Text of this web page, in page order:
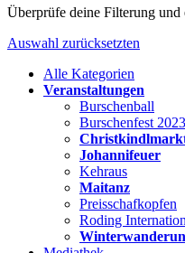
Überprüfe deine Filterung und
Auswahl zurücksetzten
Alle Kategorien
Veranstaltungen
Burschenball
Burschenfest 2023
Johannifeuer
Kehraus
Maitanz
Preisschafkopfen
Roding